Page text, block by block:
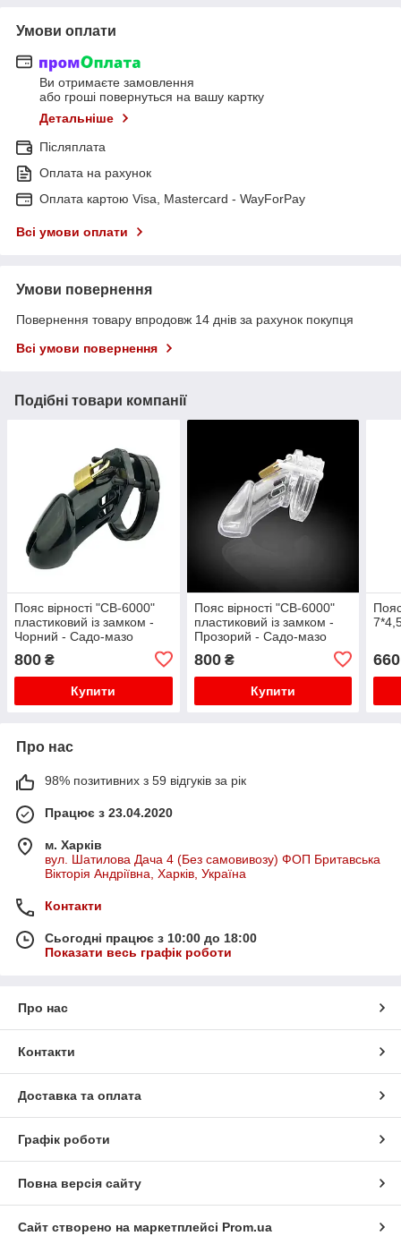
Умови оплати
Ви отримаєте замовлення
або гроші повернуться на вашу картку
Детальніше
Післяплата
Оплата на рахунок
Оплата картою Visa, Mastercard - WayForPay
Всі умови оплати
Умови повернення
Повернення товару впродовж 14 днів за рахунок покупця
Всі умови повернення
Подібні товари компанії
Пояс вірності "CB-6000"
пластиковий із замком -
Чорний - Садо-мазо
800 ₴
Купити
Пояс вірності "CB-6000"
пластиковий із замком -
Прозорий - Садо-мазо
800₴
Купити
660
Про нас
98% позитивних з 59 відгуків за рік
Працює з 23.04.2020
м. Харків
вул. Шатилова Дача 4 (Без самовивозу) ФОП Бритавська
Вікторія Андріївна, Харків, Україна
Контакти
Сьогодні працює з 10:00 до 18:00
Показати весь графік роботи
Про нас
Контакти
Доставка та оплата
Графік роботи
Повна версія сайту
Сайт створено на маркетплейсі Prom.ua